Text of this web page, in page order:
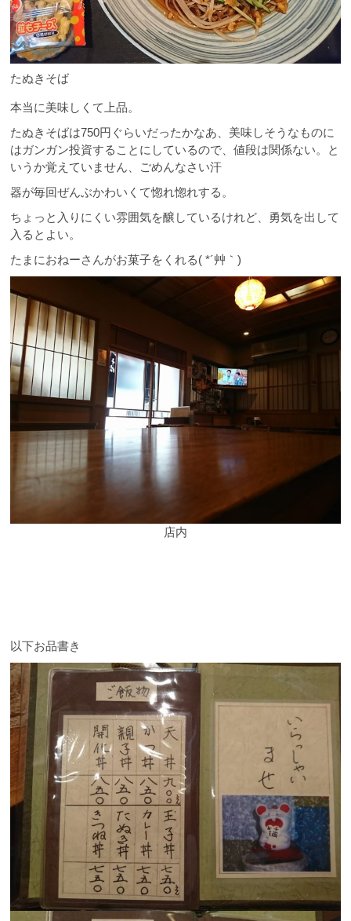
たぬきそば
本当に美味しくて上品。
たぬきそばは750円ぐらいだったかなあ、美味しそうなものに
はガンガン投資することにしているので、値段は関係ない。と
いうか覚えていません、ごめんなさい汗
器が毎回ぜんぶかわいくて惚れ惚れする。
ちょっと入りにくい雰囲気を醸しているけれど、勇気を出して
入るとよい。
たまにおねーさんがお菓子をくれる( *´艸｀)
店内
以下お品書き